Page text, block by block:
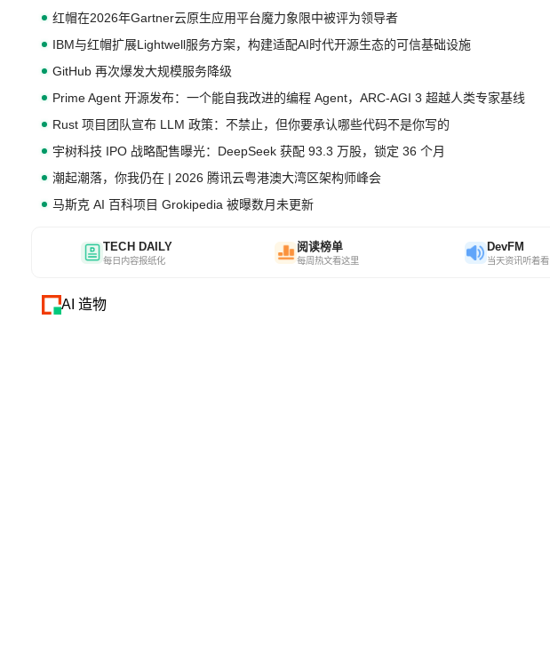
红帽在2026年Gartner云原生应用平台魔力象限中被评为领导者
IBM与红帽扩展Lightwell服务方案，构建适配AI时代开源生态的可信基础设施
GitHub 再次爆发大规模服务降级
Prime Agent 开源发布：一个能自我改进的编程 Agent，ARC-AGI 3 超越人类专家基线
Rust 项目团队宣布 LLM 政策：不禁止，但你要承认哪些代码不是你写的
宇树科技 IPO 战略配售曝光：DeepSeek 获配 93.3 万股，锁定 36 个月
潮起潮落，你我仍在 | 2026 腾讯云粤港澳大湾区架构师峰会
马斯克 AI 百科项目 Grokipedia 被曝数月未更新
TECH DAILY
每日内容报纸化
阅读榜单
每周热文看这里
DevFM
当天资讯听着看
AI 造物